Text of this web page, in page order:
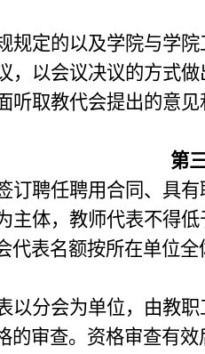
规定的以及学院与学
，以会议决议的方式做
取教代会提出的意见
第
聘任聘用合同、具有
主体，教师代表不得
代表名额按所在单位
分会为单位，由教职
的审查。资格审查有